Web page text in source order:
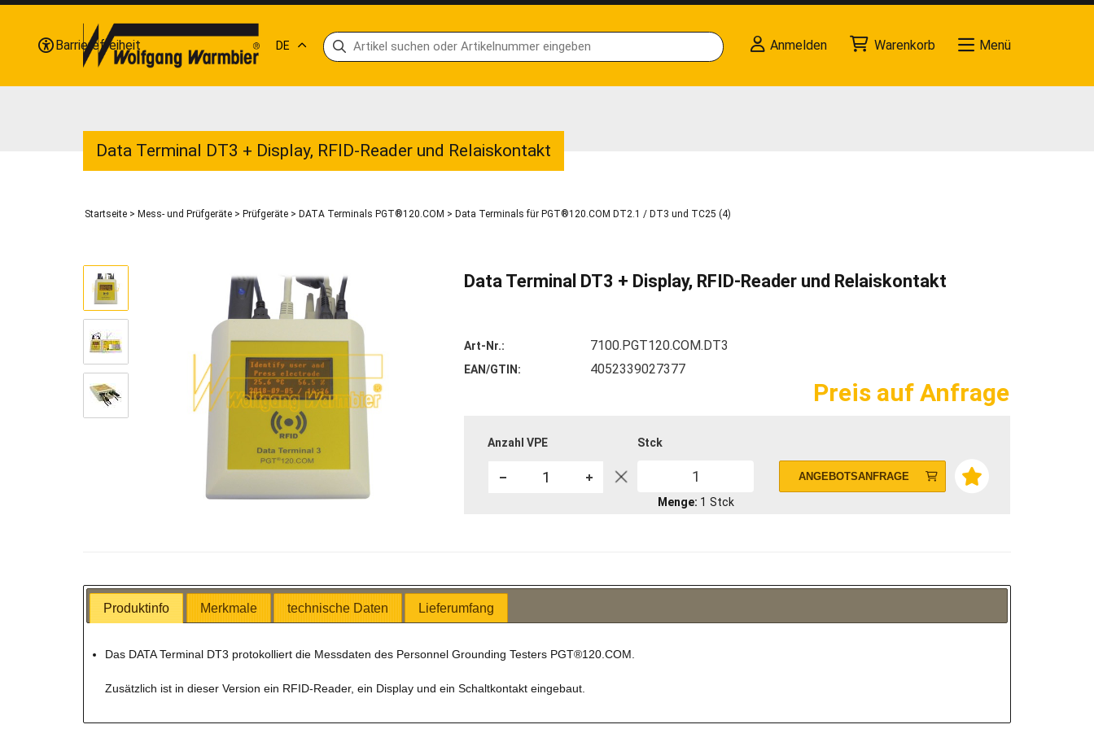
Data Terminal DT3 + Display, RFID-Reader und Relaiskontakt
Startseite > Mess- und Prüfgeräte > Prüfgeräte > DATA Terminals PGT®120.COM > Data Terminals für PGT®120.COM DT2.1 / DT3 und TC25 (4)
Data Terminal DT3 + Display, RFID-Reader und Relaiskontakt
Art-Nr. 7100.PGT120.COM.DT3
EAN/GTIN 4052339027377
Preis auf Anfrage
Anzahl VPE Stck
1
Menge 1 Stck
ANGEBOTSANFRAGE
Produktinfo Merkmale technische Daten Lieferumfang
Das DATA Terminal DT3 protokolliert die Messdaten des Personnel Grounding Testers PGT®120.COM.
Zusätzlich ist in dieser Version ein RFID-Reader, ein Display und ein Schaltkontakt eingebaut.
Barrierefreiheit DE Anmelden Warenkorb Menü